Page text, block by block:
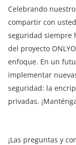
Celebrando
compartir con
seguridad siempre
del proyecto
enfoque. En un
implementar
seguridad: la
privadas.
¡Las preguntas y